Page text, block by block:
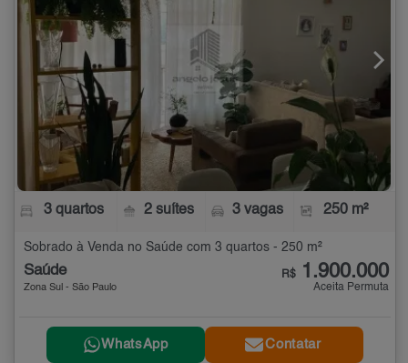
3 quartos 2 suítes 3 vagas 250 m²
Sobrado à Venda no Saúde com 3 quartos - 250 m²
Saúde
Zona Sul - São Paulo
R$ 1.900.000
Aceita Permuta
WhatsApp Contatar